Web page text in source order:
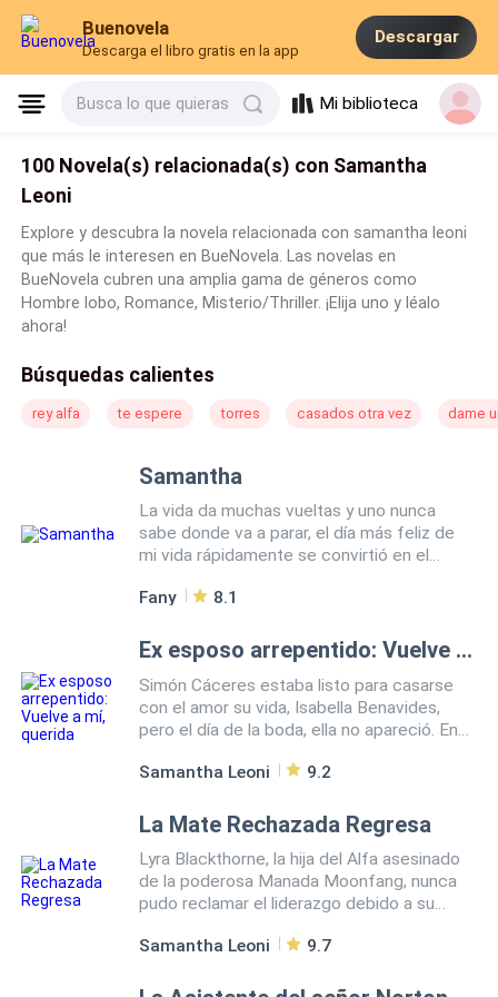
Buenovela
Descarga el libro gratis en la app
Descargar
Busca lo que quieras Mi biblioteca
100 Novela(s) relacionada(s) con Samantha
Leoni
Explore y descubra la novela relacionada con samantha leoni
que más le interesen en BueNovela. Las novelas en
BueNovela cubren una amplia gama de géneros como
Hombre lobo, Romance, Misterio/Thriller. ¡Elija uno y léalo
ahora!
Búsquedas calientes
rey alfa te espere torres casados otra vez dame
Samantha
La vida da muchas vueltas y uno nunca
sabe donde va a parar, el día más feliz de
mi vida rápidamente se convirtió en el
Fany
8.1
Ex esposo arrepentido: Vuelve a mí, querida
Simón Cáceres estaba listo para casarse
con el amor su vida, Isabella Benavides,
pero el día de la boda, ella no apareció. En
con Natalia, la hermana mayor de Isabella,
negocios. Sin embargo, la recepción fue
interrumpida por la inesperada aparición de
Isabella, quien acusó a Natalia de haberla
encerrado para usurpar su lugar junto a
Simón. Enfurecido, Simón intentó anular el
sellado. Desde entonces, lleno de odio y
Samantha Leoni 9.2
La Mate Rechazada Regresa
Lyra Blackthorne, la hija del Alfa asesinado
de la poderosa Manada Moonfang, nunca
pudo reclamar el liderazgo debido a su
parecía sellado cuando su propio
su lugar. Pero la verdadera traición llegó
Samantha Leoni 9.7